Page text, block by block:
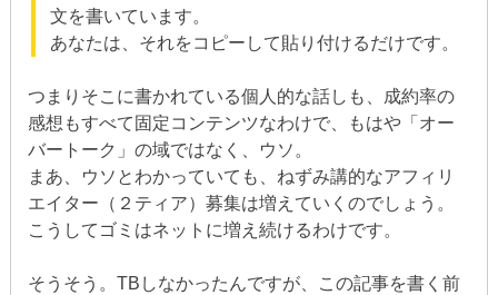
文を書いています。
あなたは、それをコピーして貼り付けるだけです。
つまりそこに書かれている個人的な話しも、成約率の
感想もすべて固定コンテンツなわけで、もはや「オー
バートーク」の域ではなく、ウソ。
まあ、ウソとわかっていても、ねずみ講的なアフィリ
エイター（２ティア）募集は増えていくのでしょう。
こうしてゴミはネットに増え続けるわけです。
そうそう。TBしなかったんですが、この記事を書く前